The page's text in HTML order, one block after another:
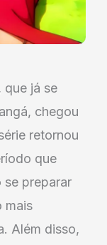
que já se
chegou
retornou
que
se preparar
mais
Além disso,